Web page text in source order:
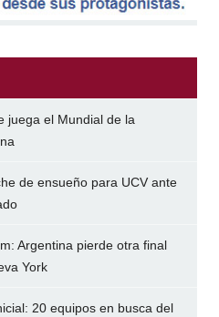
juega el Mundial de la
de ensueño para UCV ante
Argentina pierde otra final
York
20 equipos en busca del